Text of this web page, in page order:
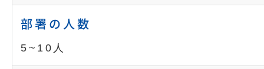
部署の人数
5~10人